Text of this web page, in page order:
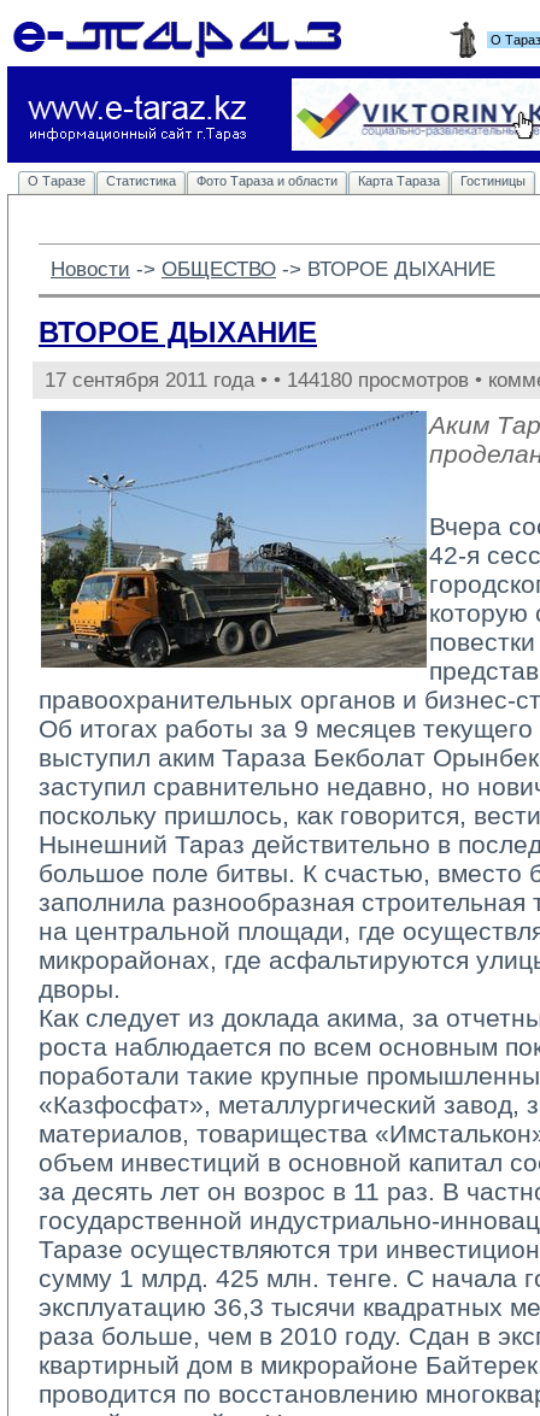
О
О Таразе Статистика Фото Тараза и области Карта Тараза Гостиницы
Новости -> ОБЩЕСТВО -> ВТОРОЕ ДЫХАНИЕ
ВТОРОЕ ДЫХАНИЕ
17 сентября 2011 года • • 144180 просмотров •
Аким
Вчера
42­-я
которую
правоохранительных органов и бизнес-­
Об итогах работы за 9 месяцев текущего
выступил аким Тараза Бекболат
заступил сравнительно недавно, но
поскольку пришлось, как говорится,
Нынешний Тараз действительно в
большое поле битвы. К счастью, вместо
заполнила разнообразная строительная
на центральной площади, где
микрорайонах, где асфальтируются
дворы.
Как следует из доклада акима, за
роста наблюдается по всем основным
поработали такие крупные
«Казфосфат», металлургический завод,
материалов, товарищества
объем инвестиций в основной капитал
за десять лет он возрос в 11 раз. В
государственной индустриально-­
Таразе осуществляются три
сумму 1 млрд. 425 млн. тенге. С начала
эксплуатацию 36,3 тысячи квадратных
раза больше, чем в 2010 году. Сдан в
квартирный дом в микрорайоне
проводится по восстановлению